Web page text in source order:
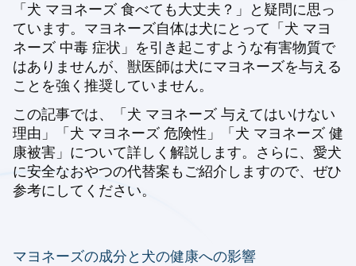
「犬 マヨネーズ 食べても大丈夫？」と疑問に思っ
ています。マヨネーズ自体は犬にとって「犬 マヨ
ネーズ 中毒 症状」を引き起こすような有害物質で
はありませんが、獣医師は犬にマヨネーズを与える
ことを強く推奨していません。
この記事では、「犬 マヨネーズ 与えてはいけない
理由」「犬 マヨネーズ 危険性」「犬 マヨネーズ 健
康被害」について詳しく解説します。さらに、愛犬
に安全なおやつの代替案もご紹介しますので、ぜひ
参考にしてください。
マヨネーズの成分と犬の健康への影響